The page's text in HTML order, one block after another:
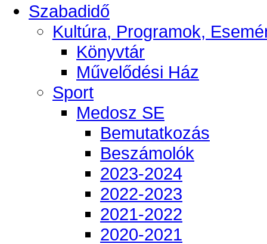
Szabadidő
Kultúra, Programok,
Könyvtár
Művelődési Ház
Sport
Medosz SE
Bemutatkozás
Beszámolók
2023-2024
2022-2023
2021-2022
2020-2021